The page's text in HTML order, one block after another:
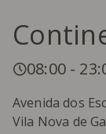
08:00 -
Avenida dos
Vila Nova de